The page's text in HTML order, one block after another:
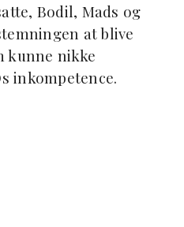
Bodil, Mads og
at blive
kunne nikke
inkompetence.